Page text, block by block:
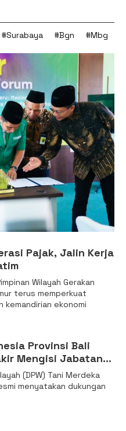
#Surabaya #Bgn #Mbg
Pajak, Jalin Kerja
Wilayah Gerakan
terus memperkuat
kemandirian ekonomi
Provinsi Bali
Mengisi Jabatan
(DPW) Tani Merdeka
menyatakan dukungan